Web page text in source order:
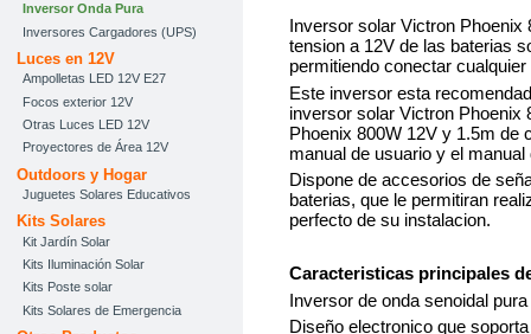
Inversor Onda Pura
Inversores Cargadores (UPS)
Luces en 12V
Ampolletas LED 12V E27
Focos exterior 12V
Otras Luces LED 12V
Proyectores de Área 12V
Outdoors y Hogar
Juguetes Solares Educativos
Kits Solares
Kit Jardín Solar
Kits Iluminación Solar
Kits Poste solar
Kits Solares de Emergencia
Inversor solar Victron Phoenix
tension a 12V de las baterias
permitiendo conectar
Este inversor esta
inversor solar Victron Phoenix
Phoenix 800W 12V y 1.5m de
manual de usuario y el manual
Dispone de accesorios de
baterias, que le permitiran
perfecto de su instalacion.
Caracteristicas principales
Inversor de onda senoidal
Diseño electronico que